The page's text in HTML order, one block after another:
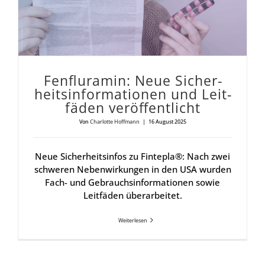
Fen­flu­ra­min: Neue Sicher­
heits­in­for­ma­tio­nen und Leit­
fä­den ver­öf­fent­licht
Von Charlotte Hoffmann | 16 August 2025
Neue Sicherheitsinfos zu Fintepla®: Nach zwei
schweren Nebenwirkungen in den USA wurden
Fach- und Gebrauchsinformationen sowie
Leitfäden überarbeitet.
Weiterlesen